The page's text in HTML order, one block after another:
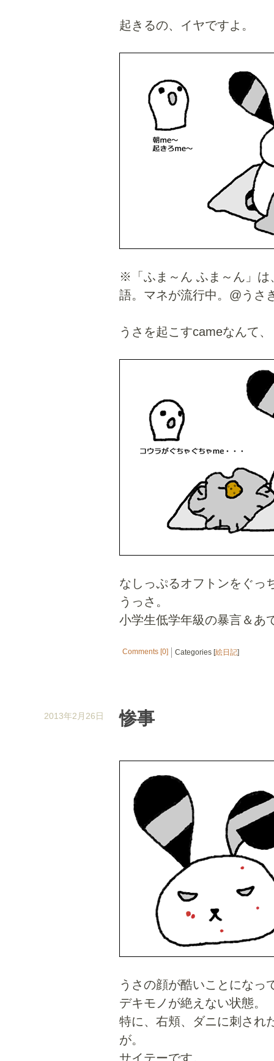
起きるの、イヤですよ。
※「ふま～ん ふま～ん」は
語。マネが流行中。@うさ
うさを起こすcameなんて、
なしっぷるオフトンをぐっ
うっさ。
小学生低学年級の暴言＆あ
Comments [0] Categories [絵日記]
2013年2月26日 惨事
うさの顔が酷いことになっ
デキモノが絶えない状態。
特に、右頬、ダニに刺され
が。
サイテーです。